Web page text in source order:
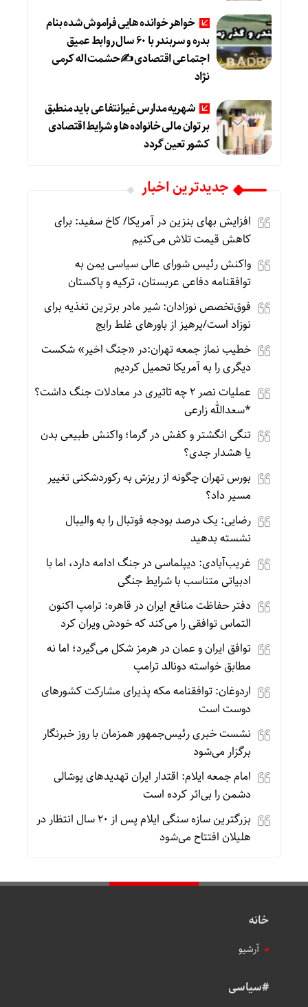
خواهر خوانده هایی فراموش شده بنام
بدره و سربندر با ۶۰ سال روابط عمیق
اجتماعی اقتصادی ✍حشمت اله کرمی
نژاد
شهریه مدارس غیرانتفاعی باید منطبق
بر توان مالی خانواده ها و شرایط اقتصادی
کشور تعین گردد
جديدترين اخبار
افزایش بهای بنزین در آمریکا/ کاخ سفید: برای
کاهش قیمت تلاش می‌کنیم
واکنش رئیس شورای عالی سیاسی یمن به
توافقنامه دفاعی عربستان، ترکیه و پاکستان
فوق‌تخصص نوزادان: شیر مادر برترین تغذیه برای
نوزاد است/پرهیز از باورهای غلط رایج
خطیب نماز جمعه تهران:در «جنگ اخیر» شکست
دیگری را به آمریکا تحمیل کردیم
عملیات نصر ۲ چه تاثیری در معادلات جنگ داشت؟
*سعدالله زارعی
تنگی انگشتر و کفش در گرما؛ واکنش طبیعی بدن
یا هشدار جدی؟
بورس تهران چگونه از ریزش به رکوردشکنی تغییر
مسیر داد؟
رضایی: یک درصد بودجه فوتبال را به والیبال
نشسته بدهید
غریب‌آبادی: دیپلماسی در جنگ ادامه دارد، اما با
ادبیاتی متناسب با شرایط جنگی
دفتر حفاظت منافع ایران در قاهره: ترامپ اکنون
التماس توافقی را می‌کند که خودش ویران کرد
توافق ایران و عمان در هرمز شکل می‌گیرد؛ اما نه
مطابق خواسته دونالد ترامپ
اردوغان: توافقنامه مکه پذیرای مشارکت کشورهای
دوست است
نشست خبری رئیس‌جمهور همزمان با روز خبرنگار
برگزار می‌شود
امام جمعه ایلام: اقتدار ایران تهدیدهای پوشالی
دشمن را بی‌اثر کرده است
بزرگترین سازه سنگی ایلام پس از ۲۰ سال انتظار در
هلیلان افتتاح می‌شود
خانه
آرشیو
#سیاسی